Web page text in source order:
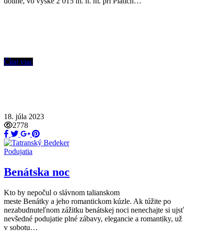
Čítaj viac
18. júla 2023
2778
Podujatia
Benátska noc
Kto by nepočul o slávnom talianskom
meste Benátky a jeho romantickom kúzle. Ak túžite po
nezabudnuteľnom zážitku benátskej noci nenechajte si ujsť
nevšedné podujatie plné zábavy, elegancie a romantiky, už
v sobotu…